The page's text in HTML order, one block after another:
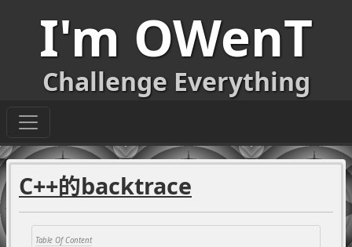
I'm OWenT
Challenge Everything
C++的backtrace